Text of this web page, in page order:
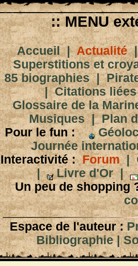
:: MENU
Accueil|Actualité
Superstitions et
85 biographies|
|Citations
Glossaire de la
Musiques|Plan
Pour le fun :
Journée
Interactivité : Forum|
|
Livre d'Or|
Un peu de shopping
Espace de l'auteur :
Bibliographie|